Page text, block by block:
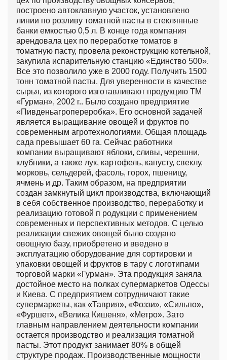
построено автоклавную участок, установлено
линии по розливу томатной пасты в стеклянные
банки емкостью 0,5 л. В конце года компания
арендовала цех по переработке томатов в
томатную пасту, провела реконструкцию котельной,
закупила испарительную станцию ​​«Единство 500».
Все это позволило уже в 2000 году. Получить 1500
тонн томатной пасты. Для уверенности в качестве
сырья, из которого изготавливают продукцию ТМ
«Гурман», 2002 г.. Было создано предприятие
«Пивденьагропереробка». Его основной задачей
является выращивание овощей и фруктов по
современным агротехнологиями. Общая площадь
сада превышает 60 га. Сейчас работники
компании выращивают яблоки, сливы, черешни,
клубники, а также лук, картофель, капусту, свеклу,
морковь, сельдерей, фасоль, горох, пшеницу,
ячмень и др. Таким образом, на предприятии
создан замкнутый цикл производства, включающий
в себя собственное производство, переработку и
реализацию готовой п родукции с применением
современных и перспективных методов. С целью
реализации свежих овощей было создано
овощную базу, приобретено и введено в
эксплуатацию оборудование для сортировки и
упаковки овощей и фруктов в тару с логотипами
торговой марки «Гурман». Эта продукция заняла
достойное место на полках супермаркетов Одессы
и Киева. С предприятием сотрудничают такие
супермаркеты, как «Таврия», «Фоззи», «Сильпо»,
«Фуршет», «Велика Кишеня», «Метро». Зато
главным направлением деятельности компании
остается производство и реализация томатной
пасты. Этот продукт занимает 80% в общей
структуре продаж. Производственные мощности